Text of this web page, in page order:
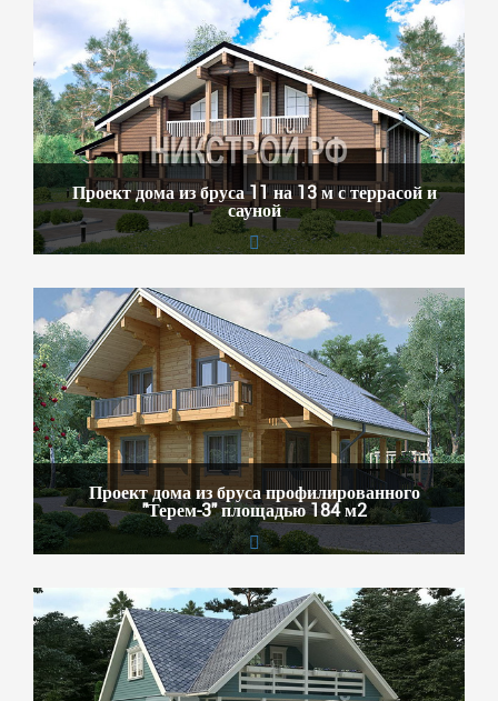
Проект дома из бруса 11 на 13 м с террасой и
сауной
Проект дома из бруса профилированного
"Терем-3" площадью 184 м2